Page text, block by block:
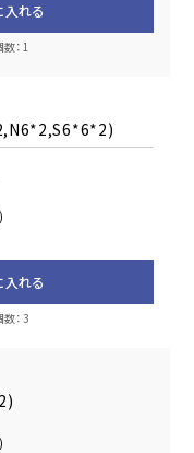
入れる
：1
入れる
：3